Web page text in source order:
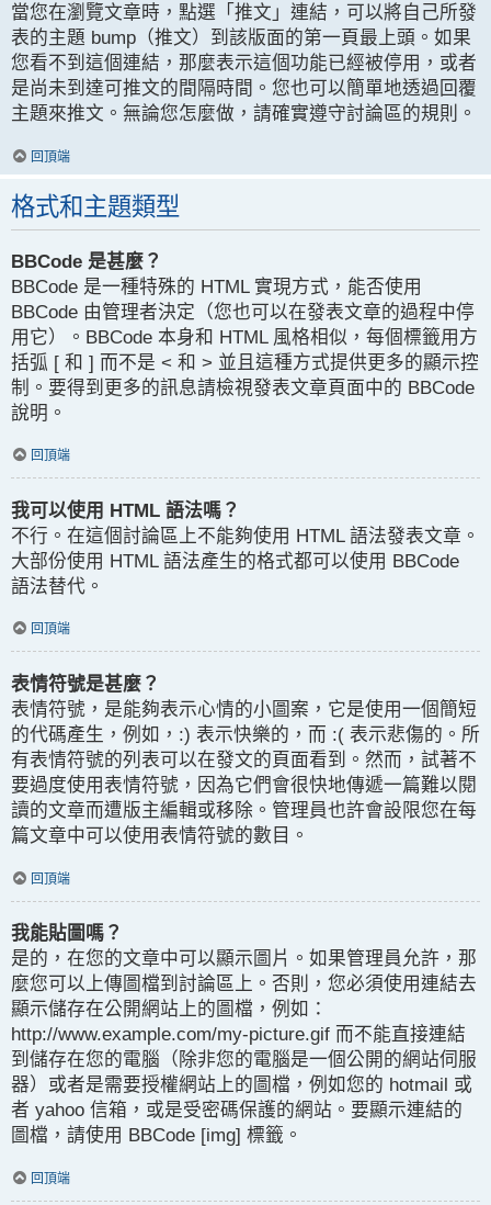
當您在瀏覽文章時，點選「推文」連結，可以將自己所發
表的主題 bump（推文）到該版面的第一頁最上頭。如果
您看不到這個連結，那麼表示這個功能已經被停用，或者
是尚未到達可推文的間隔時間。您也可以簡單地透過回覆
主題來推文。無論您怎麼做，請確實遵守討論區的規則。
回頂端
格式和主題類型
BBCode 是甚麼？
BBCode 是一種特殊的 HTML 實現方式，能否使用
BBCode 由管理者決定（您也可以在發表文章的過程中停
用它）。BBCode 本身和 HTML 風格相似，每個標籤用方
括弧 [ 和 ] 而不是 < 和 > 並且這種方式提供更多的顯示控
制。要得到更多的訊息請檢視發表文章頁面中的 BBCode
說明。
回頂端
我可以使用 HTML 語法嗎？
不行。在這個討論區上不能夠使用 HTML 語法發表文章。
大部份使用 HTML 語法產生的格式都可以使用 BBCode
語法替代。
回頂端
表情符號是甚麼？
表情符號，是能夠表示心情的小圖案，它是使用一個簡短
的代碼產生，例如，:) 表示快樂的，而 :( 表示悲傷的。所
有表情符號的列表可以在發文的頁面看到。然而，試著不
要過度使用表情符號，因為它們會很快地傳遞一篇難以閱
讀的文章而遭版主編輯或移除。管理員也許會設限您在每
篇文章中可以使用表情符號的數目。
回頂端
我能貼圖嗎？
是的，在您的文章中可以顯示圖片。如果管理員允許，那
麼您可以上傳圖檔到討論區上。否則，您必須使用連結去
顯示儲存在公開網站上的圖檔，例如：
http://www.example.com/my-picture.gif 而不能直接連結
到儲存在您的電腦（除非您的電腦是一個公開的網站伺服
器）或者是需要授權網站上的圖檔，例如您的 hotmail 或
者 yahoo 信箱，或是受密碼保護的網站。要顯示連結的
圖檔，請使用 BBCode [img] 標籤。
回頂端